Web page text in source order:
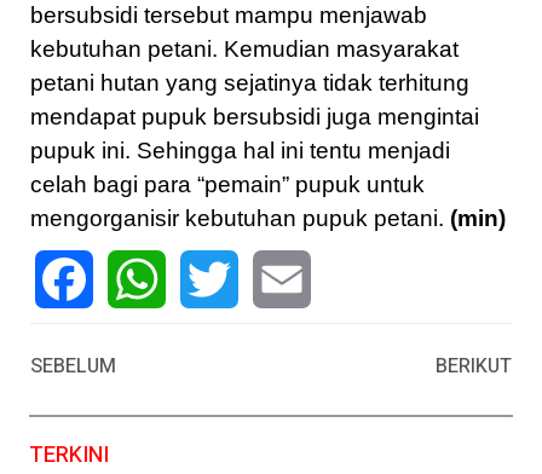
bersubsidi tersebut mampu menjawab
kebutuhan petani. Kemudian masyarakat
petani hutan yang sejatinya tidak terhitung
mendapat pupuk bersubsidi juga mengintai
pupuk ini. Sehingga hal ini tentu menjadi
celah bagi para “pemain” pupuk untuk
mengorganisir kebutuhan pupuk petani. (min)
SEBELUM
BERIKUT
TERKINI